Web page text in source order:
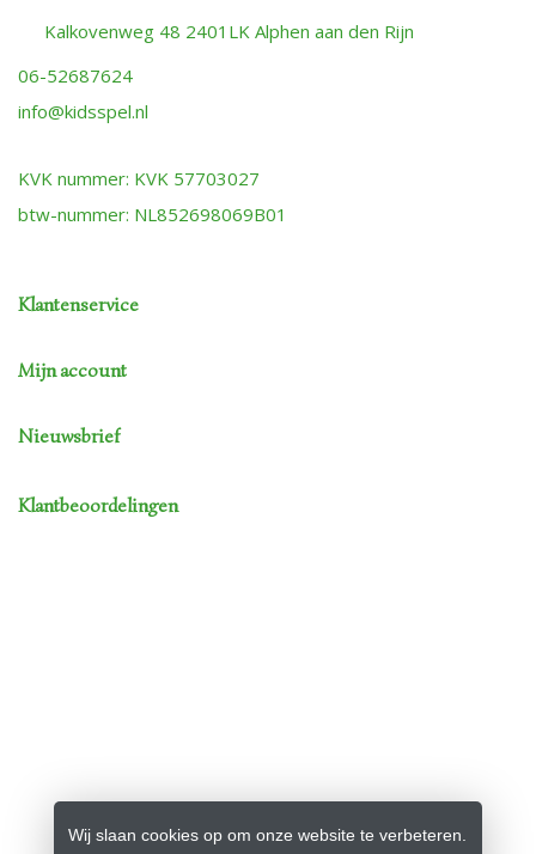
Kalkovenweg 48 2401LK Alphen aan den Rijn
06-52687624
info@kidsspel.nl
KVK nummer: KVK 57703027
btw-nummer: NL852698069B01
Klantenservice
Mijn account
Nieuwsbrief
Klantbeoordelingen
Wij slaan cookies op om onze website te verbeteren.